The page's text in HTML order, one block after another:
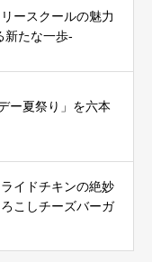
ースクールの魅力
新たな一歩-
ー夏祭り」を六本
イドチキンの絶妙
こしチーズバーガ